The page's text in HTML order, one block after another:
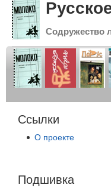
Содружество
Ссылки
О проекте
Подшивка